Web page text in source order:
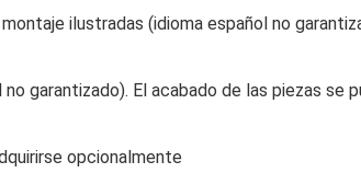
ilustradas (idioma español no
garantizado). El acabado de las piezas se
opcionalmente